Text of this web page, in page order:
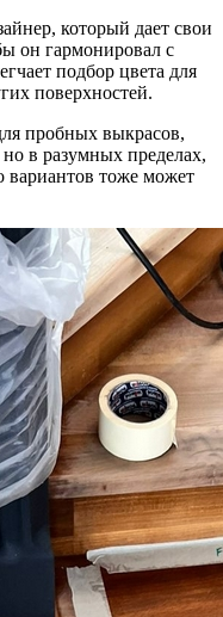
который дает свои
он гармонировал с
подбор цвета для
поверхностей.
пробных выкрасов,
в разумных пределах,
вариантов тоже может